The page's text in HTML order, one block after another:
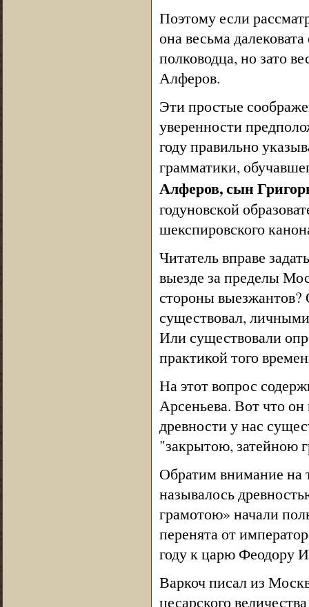
Поэтому если
она весьма
полководца, но зато
Алферов.
Эти простые
уверенности
году правильно
грамматики,
Алферов, сын
годуновской
шекспировского
Читатель вправе
выезде за пределы
стороны
существовал,
Или существовали
практикой того
На этот вопрос
Арсеньева. Вот что
древности у нас
"закрытою, затейною
Обратим внимание на
называлось
грамотою» начали
перенята от
году к царю Феодору
Варкоч писал из
цесарского